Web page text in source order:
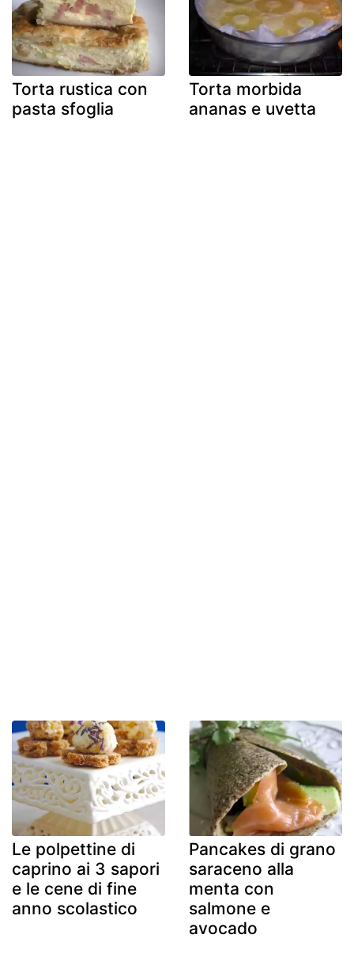
Torta rustica con
pasta sfoglia
Torta morbida
ananas e uvetta
Le polpettine di
caprino ai 3 sapori
e le cene di fine
anno scolastico
Pancakes di grano
saraceno alla
menta con
salmone e
avocado